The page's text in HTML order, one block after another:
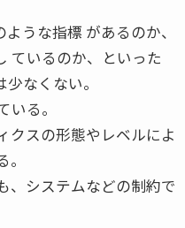
うな指標 があるのか、
ているのか、といった
なくない。
る。
クスの形態やレベルによ
、システムなどの制約で